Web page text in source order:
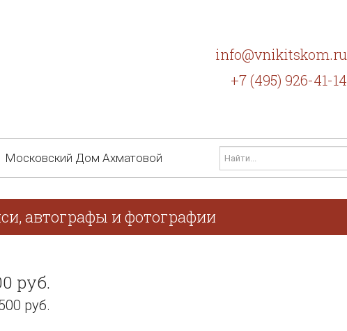
info@vnikitskom.ru
+7 (495) 926-41-14
Московский Дом Ахматовой
автографы и фотографии
руб.
руб.